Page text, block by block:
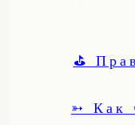
⛳
➳ Как